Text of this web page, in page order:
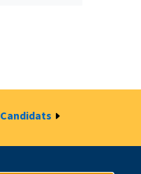
Candidats